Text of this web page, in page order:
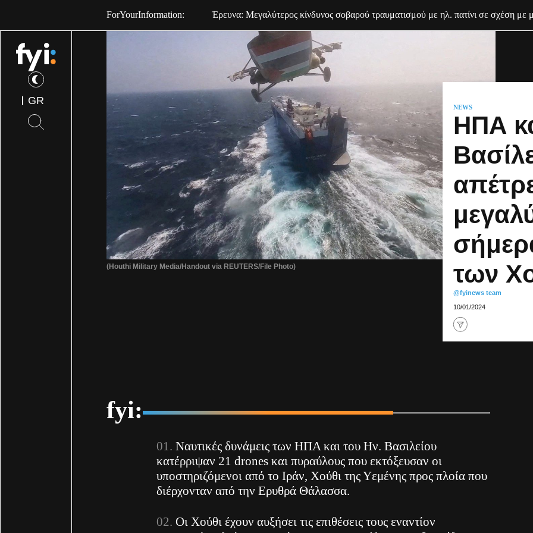
GR
ForYourInformation: Έρευνα: Μεγαλύτερος κίνδυνος σοβαρού τραυματισμού με ηλ. πατίνι σε σχέση με
(Houthi Military Media/Handout via REUTERS/File Photo)
NEWS
ΗΠΑ
των
@fyinews team
10/01/2024
fyi:
Ναυτικές δυνάμεις των ΗΠΑ και του Ην. Βασιλείου
κατέρριψαν 21 drones και πυραύλους που εκτόξευσαν οι
υποστηριζόμενοι από το Ιράν, Χούθι της Υεμένης προς πλοία που
διέρχονταν από την Ερυθρά Θάλασσα.
Οι Χούθι έχουν αυξήσει τις επιθέσεις τους εναντίον